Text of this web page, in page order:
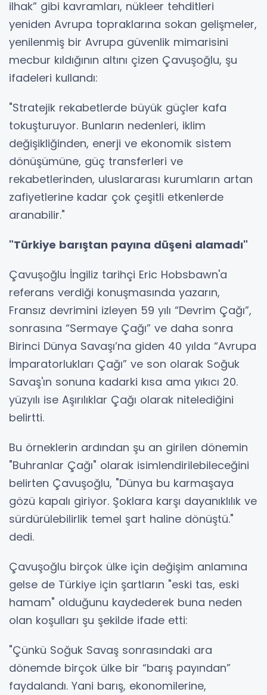
ilhak” gibi kavramları, nükleer tehditleri
yeniden Avrupa topraklarına sokan gelişmeler,
yenilenmiş bir Avrupa güvenlik mimarisini
mecbur kıldığının altını çizen Çavuşoğlu, şu
ifadeleri kullandı:
"Stratejik rekabetlerde büyük güçler kafa
tokuşturuyor. Bunların nedenleri, iklim
değişikliğinden, enerji ve ekonomik sistem
dönüşümüne, güç transferleri ve
rekabetlerinden, uluslararası kurumların artan
zafiyetlerine kadar çok çeşitli etkenlerde
aranabilir."
"Türkiye barıştan payına düşeni alamadı"
Çavuşoğlu İngiliz tarihçi Eric Hobsbawn'a
referans verdiği konuşmasında yazarın,
Fransız devrimini izleyen 59 yılı “Devrim Çağı”,
sonrasına “Sermaye Çağı” ve daha sonra
Birinci Dünya Savaşı’na giden 40 yılda “Avrupa
İmparatorlukları Çağı” ve son olarak Soğuk
Savaş'ın sonuna kadarki kısa ama yıkıcı 20.
yüzyılı ise Aşırılıklar Çağı olarak nitelediğini
belirtti.
Bu örneklerin ardından şu an girilen dönemin
"Buhranlar Çağı" olarak isimlendirilebileceğini
belirten Çavuşoğlu, "Dünya bu karmaşaya
gözü kapalı giriyor. Şoklara karşı dayanıklılık ve
sürdürülebilirlik temel şart haline dönüştü."
dedi.
Çavuşoğlu birçok ülke için değişim anlamına
gelse de Türkiye için şartların "eski tas, eski
hamam" olduğunu kaydederek buna neden
olan koşulları şu şekilde ifade etti:
"Çünkü Soğuk Savaş sonrasındaki ara
dönemde birçok ülke bir “barış payından”
faydalandı. Yani barış, ekonomilerine,